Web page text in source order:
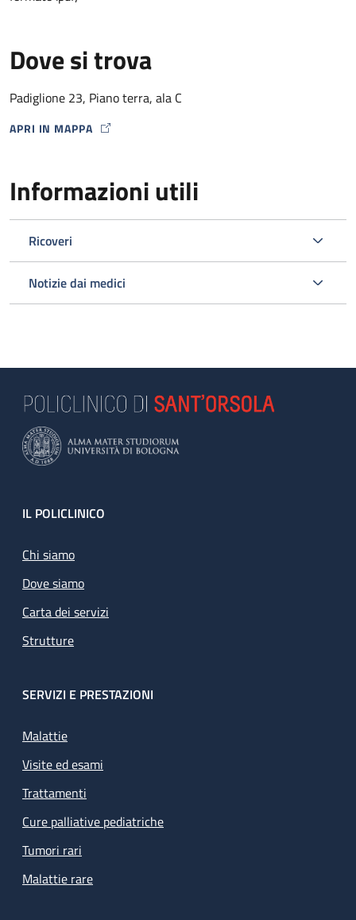
Dove si trova
Padiglione 23, Piano terra, ala C
APRI IN MAPPA
MAP ICON
Informazioni utili
Ricoveri
Notizie dai medici
Footer
IL POLICLINICO
Chi siamo
Dove siamo
Carta dei servizi
Strutture
SERVIZI E PRESTAZIONI
Malattie
Visite ed esami
Trattamenti
Cure palliative pediatriche
Tumori rari
Malattie rare